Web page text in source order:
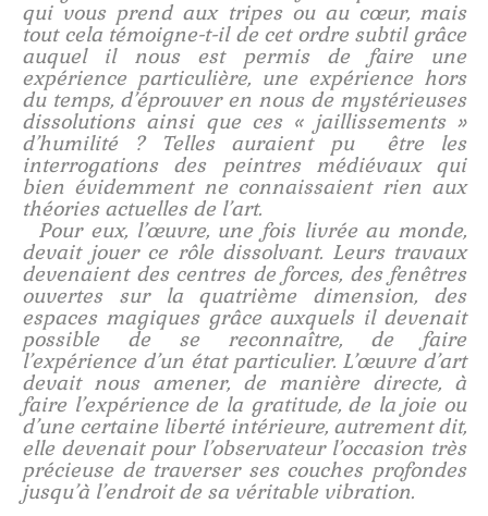
qui vous prend aux tripes ou au cœur, mais
tout cela témoigne-t-il de cet ordre subtil grâce
auquel il nous est permis de faire une
expérience particulière, une expérience hors
du temps, d’éprouver en nous de mystérieuses
dissolutions ainsi que ces « jaillissements »
d’humilité ? Telles auraient pu être les
interrogations des peintres médiévaux qui
bien évidemment ne connaissaient rien aux
théories actuelles de l’art.
Pour eux, l’œuvre, une fois livrée au monde,
devait jouer ce rôle dissolvant. Leurs travaux
devenaient des centres de forces, des fenêtres
ouvertes sur la quatrième dimension, des
espaces magiques grâce auxquels il devenait
possible de se reconnaître, de faire
l’expérience d’un état particulier. L’œuvre d’art
devait nous amener, de manière directe, à
faire l’expérience de la gratitude, de la joie ou
d’une certaine liberté intérieure, autrement dit,
elle devenait pour l’observateur l’occasion très
précieuse de traverser ses couches profondes
jusqu’à l’endroit de sa véritable vibration.